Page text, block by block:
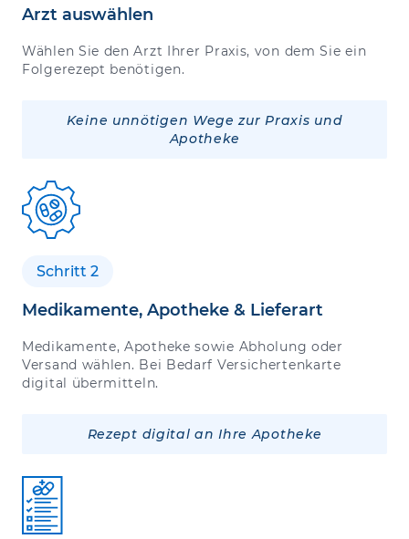
Arzt auswählen
Wählen Sie den Arzt Ihrer Praxis, von dem Sie ein
Folgerezept benötigen.
Keine unnötigen Wege zur Praxis und
Apotheke
Schritt 2
Medikamente, Apotheke & Lieferart
Medikamente, Apotheke sowie Abholung oder
Versand wählen. Bei Bedarf Versichertenkarte
digital übermitteln.
Rezept digital an Ihre Apotheke